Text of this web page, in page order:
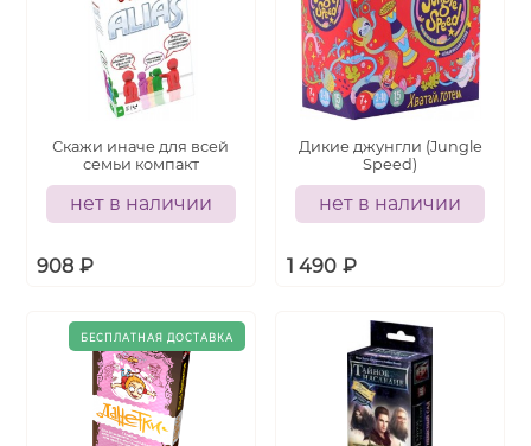
Скажи иначе для всей
семьи компакт
нет в наличии
908 ₽
Дикие джунгли (Jungle
Speed)
нет в наличии
1 490 ₽